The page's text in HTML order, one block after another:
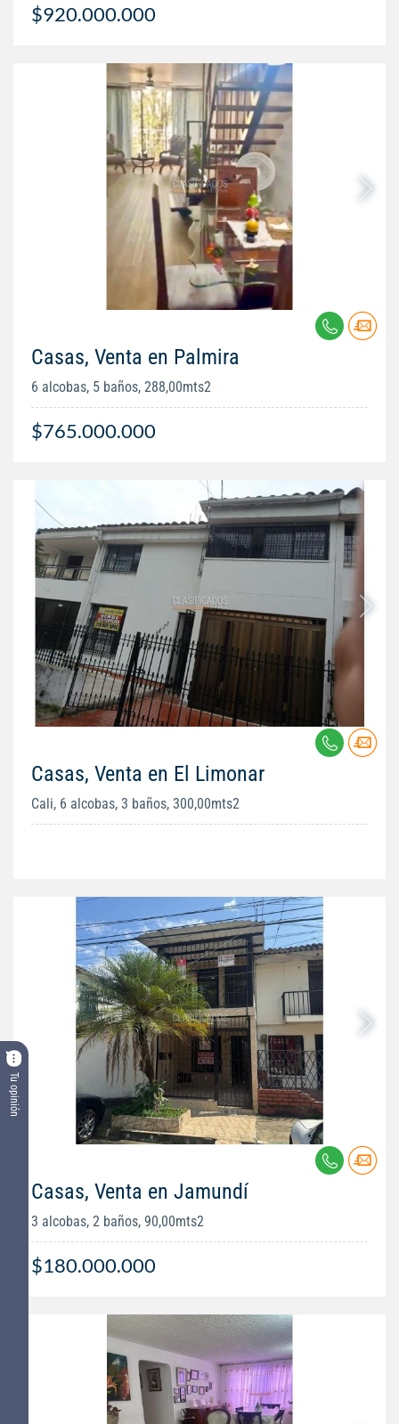
Tu opinión
$920.000.000
Casas, Venta en Palmira
6 alcobas, 5 baños, 288,00mts2
$765.000.000
Casas, Venta en El Limonar
Cali, 6 alcobas, 3 baños, 300,00mts2
Casas, Venta en Jamundí
3 alcobas, 2 baños, 90,00mts2
$180.000.000